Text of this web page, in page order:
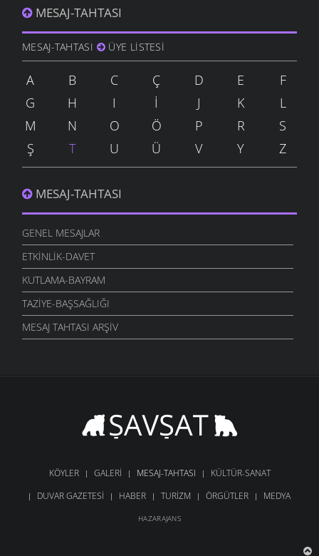
MESAJ-TAHTASI
MESAJ-TAHTASI ÜYE LISTESI
A B C Ç D E
F
G
H I İ J K
L
M
N O Ö P R
S
Ş
T U Ü V Y Z
MESAJ-TAHTASI
GENEL MESAJLAR
ETKINLIK-DAVET
KUTLAMA-BAYRAM
TAZIYE-BAŞSAĞLIĞI
MESAJ TAHTASI ARŞIV
KÖYLER GALERI MESAJ-TAHTASI
KÜLTÜR-SANAT
DUVAR GAZETESI
HABER TURIZM ÖRGÜTLER MEDYA
HAZARAJANS